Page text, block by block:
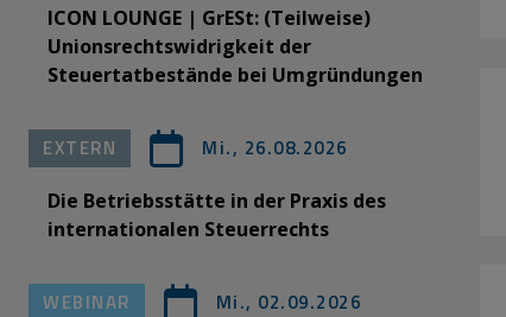
ICON LOUNGE | GrESt: (Teilweise)
Unionsrechtswidrigkeit der
Steuertatbestände bei Umgründungen
EXTERN Mi., 26.08.2026
Die Betriebsstätte in der Praxis des
internationalen Steuerrechts
WEBINAR Mi., 02.09.2026